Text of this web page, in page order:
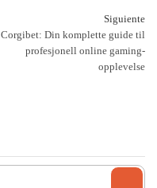
Siguiente
Corgibet: Din komplette guide til
profesjonell online gaming-
opplevelse